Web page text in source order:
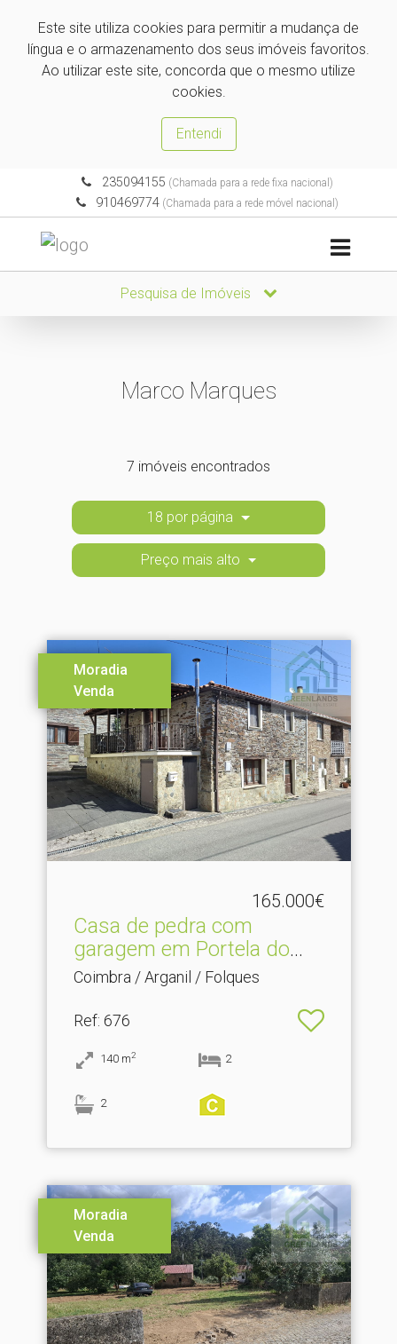
Este site utiliza cookies para permitir a mudança de
língua e o armazenamento dos seus imóveis favoritos.
Ao utilizar este site, concorda que o mesmo utilize
cookies.
Entendi
235094155 (Chamada para a rede fixa nacional)
910469774 (Chamada para a rede móvel nacional)
Pesquisa de Imóveis
Marco Marques
7 imóveis encontrados
18 por página
Preço mais alto
Moradia
Venda
165.000€
Casa de pedra com
garagem em Portela do
Alque.​..
Coimbra / Arganil / Folques
Ref: 676
140 m2 2
2
Moradia
Venda